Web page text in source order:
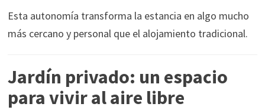
Esta autonomía transforma la estancia en algo mucho
más cercano y personal que el alojamiento tradicional.
Jardín privado: un espacio
para vivir al aire libre